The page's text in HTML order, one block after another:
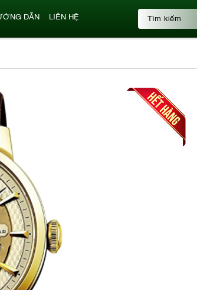
DẪN LIÊN HỆ